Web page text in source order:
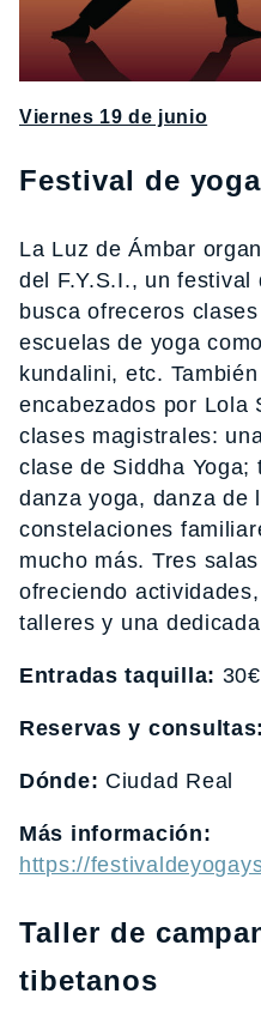
Viernes 19 de junio
Festival de
La Luz de Ámbar
del F.Y.S.I., un
busca ofreceros
escuelas de yoga
kundalini, etc.
encabezados por Lola
clases magistrales:
clase de Siddha Yoga;
danza yoga, danza de
constelaciones
mucho más. Tres
ofreciendo
talleres y una
Entradas taquilla: 30€
Reservas y consultas:
Dónde: Ciudad Real
Más información:
https://
Taller de
tibetanos